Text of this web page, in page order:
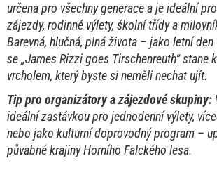
určena pro všechny generace a je ideální
zájezdy, rodinné výlety, školní třídy a
Barevná, hlučná, plná života – jako letní den
se „James Rizzi goes Tirschenreuth“ stane
vrcholem, který byste si neměli nechat ujít.
Tip pro organizátory a zájezdové skupiny:
ideální zastávkou pro jednodenní výlety,
nebo jako kulturní doprovodný program –
půvabné krajiny Horního Falckého lesa.